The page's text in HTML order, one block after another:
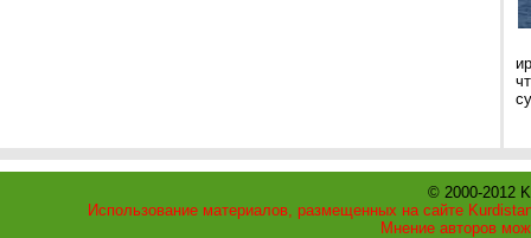
© 2000-2012
Использование материалов, размещенных на сайте
Мнение авторов